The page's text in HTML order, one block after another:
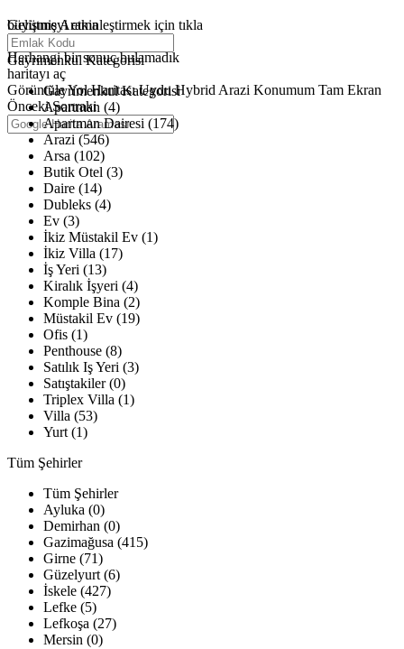
büyütmeyi etkinleştirmek için tıkla
Haritalar yükleniyor
Herhangi bir sonuç bulamadık
haritayı aç
GörüntüleYol Haritası Uydu Hybrid Arazi Konumum Tam Ekran
Önceki Sonraki
Gelişmiş Arama
Gayrimenkul Kategorisi
Gayrimenkul Kategorisi
Apartman (4)
Apartman Dairesi (174)
Arazi (546)
Arsa (102)
Butik Otel (3)
Daire (14)
Dubleks (4)
Ev (3)
İkiz Müstakil Ev (1)
İkiz Villa (17)
İş Yeri (13)
Kiralık İşyeri (4)
Komple Bina (2)
Müstakil Ev (19)
Ofis (1)
Penthouse (8)
Satılık Iş Yeri (3)
Satıştakiler (0)
Triplex Villa (1)
Villa (53)
Yurt (1)
Tüm Şehirler
Tüm Şehirler
Ayluka (0)
Demirhan (0)
Gazimağusa (415)
Girne (71)
Güzelyurt (6)
İskele (427)
Lefke (5)
Lefkoşa (27)
Mersin (0)